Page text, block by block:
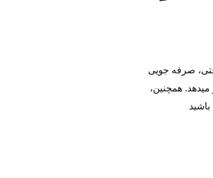
صرفه‌ جویی
همچنین،